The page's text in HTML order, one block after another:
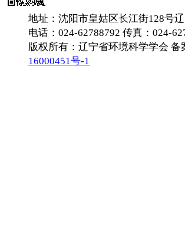
地址：沈阳市皇姑区长江街128号
电话：024-62788792 传真：024-
版权所有：辽宁省环境科学学会 备
16000451号-1